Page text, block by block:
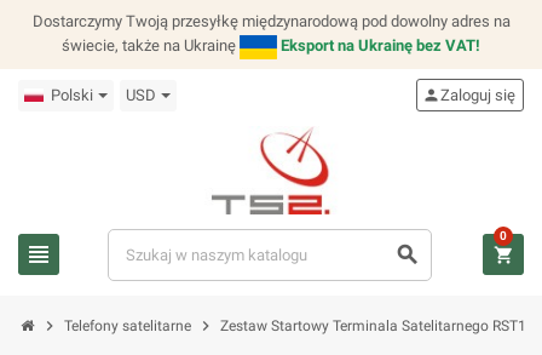
Dostarczymy Twoją przesyłkę międzynarodową pod dowolny adres na
świecie, także na Ukrainę
Eksport na Ukrainę bez VAT!
Polski USD
view_headline search
personZaloguj się
shopping_cart
0
chevron_right Telefony satelitarne chevron_right Zestaw Startowy Terminala Satelitarnego RST100